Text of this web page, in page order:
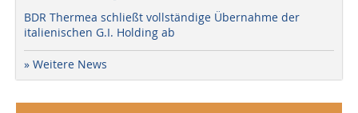
BDR Thermea schließt vollständige Übernahme der
italienischen G.I. Holding ab
» Weitere News